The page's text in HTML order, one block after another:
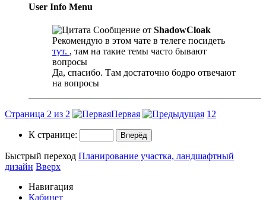
User Info Menu
Сообщение от ShadowCloak
Рекомендую в этом чате в телеге посидеть
тут. , там на такие темы часто бывают
вопросы
Да, спасибо. Там достаточно бодро отвечают
на вопросы
Страница 2 из 2 Первая 1 2
К странице:
Быстрый переход Планирование участка, ландшафтный
дизайн Вверх
Навигация
Кабинет